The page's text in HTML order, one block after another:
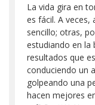
La vida gira en
es fácil. A veces,
sencillo; otras,
estudiando en la
resultados que
conduciendo un
golpeando una
hacen mejores